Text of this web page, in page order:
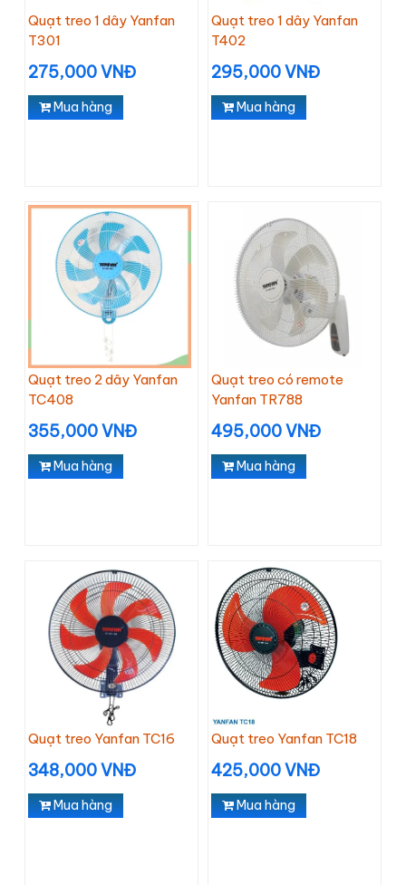
Quạt treo 1 dây Yanfan
T301
275,000 VNĐ
Mua hàng
Quạt treo 1 dây Yanfan
T402
295,000 VNĐ
Mua hàng
Quạt treo 2 dây Yanfan
TC408
355,000 VNĐ
Mua hàng
Quạt treo có remote
Yanfan TR788
495,000 VNĐ
Mua hàng
Quạt treo Yanfan TC16
348,000 VNĐ
Mua hàng
Quạt treo Yanfan TC18
425,000 VNĐ
Mua hàng